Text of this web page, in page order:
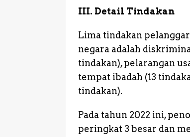
III. Detail Tindakan
Lima tindakan
negara adalah
tindakan), pelarangan
tempat ibadah (13
tindakan).
Pada tahun 2022 ini,
peringkat 3 besar dan